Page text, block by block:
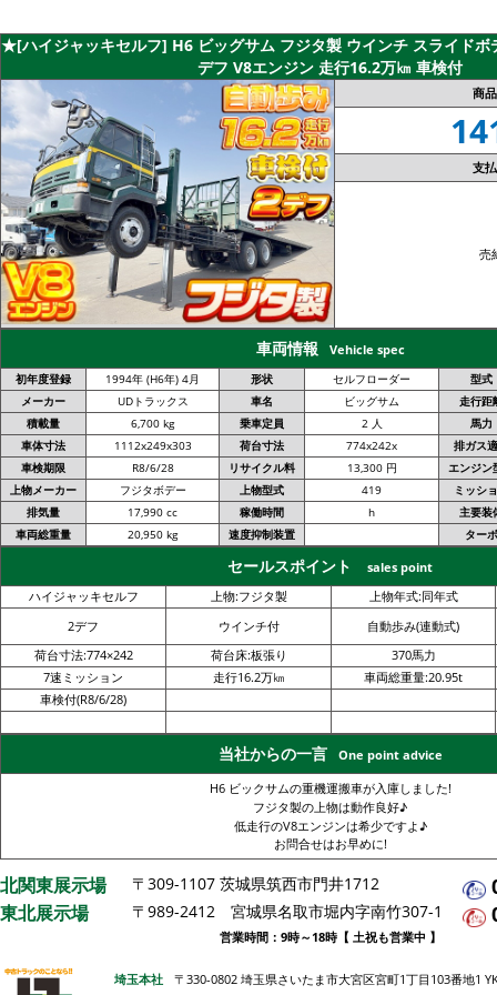
★[ハイジャッキセルフ] H6 ビッグサム フジタ製 ウインチ スライドボ
デフ V8エンジン 走行16.2万㎞ 車検付
商
支
売
車両情報 Vehicle spec
初年度登録 1994年 (H6年) 4月 形状 セルフローダー
型式
メーカー
UDトラックス 車名 ビッグサム
走行距
積載量
6,700 kg 乗車定員 2 人
馬力
車体寸法
1112x249x303 荷台寸法 774x242x
排ガス
車検期限
R8/6/28 リサイクル料 13,300 円
エンジン
上物メーカー
フジタボデー 上物型式 419
ミッシ
排気量
17,990 cc 稼働時間 h
主要装
車両総重量
20,950 kg 速度抑制装置 ターボ
セールスポイント
sales point
ハイジャッキセルフ
上物:フジタ製
上物年式:同年式
2デフ
ウインチ付
自動歩み(連動式)
荷台寸法:774×242
荷台床:板張り
370馬力
7速ミッション
走行16.2万㎞
車両総重量:20.95t
車検付(R8/6/28)
当社からの一言
One point advice
H6 ビックサムの重機運搬車が入庫しました!
フジタ製の上物は動作良好♪
低走行のV8エンジンは希少ですよ♪
お問合せはお早めに!
北関東展示場 〒309-1107 茨城県筑西市門井1712
東北展示場 〒989-2412 宮城県名取市堀内字南竹307-1
営業時間：9時～18時【 土祝も営業中 】
埼玉本社
〒330-0802 埼玉県さいたま市大宮区宮町1丁目103番地1